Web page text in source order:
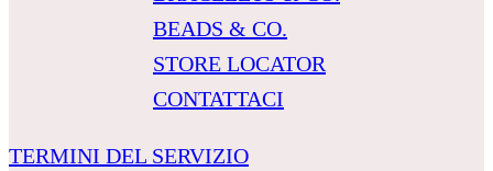
BEADS & CO.
STORE LOCATOR
CONTATTACI
TERMINI DEL SERVIZIO